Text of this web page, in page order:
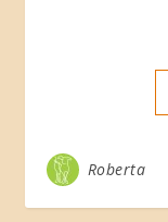
Roberta